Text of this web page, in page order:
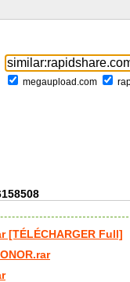
megaupload.com
[TÉLÉCHARGER Full]